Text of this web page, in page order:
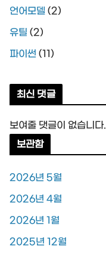
언어모델 (2)
유틸 (2)
파이썬 (11)
최신 댓글
보여줄 댓글이 없습니다.
보관함
2026년 5월
2026년 4월
2026년 1월
2025년 12월